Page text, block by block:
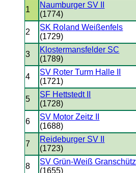
1
Naumburger SV II
(1774)
2
SK Roland Weißenfels
(1729)
3
Klostermansfelder SC
(1789)
4
SV Roter Turm Halle II
(1721)
5
SF Hettstedt II
(1728)
6
SV Motor Zeitz II
(1688)
7
Reideburger SV II
(1723)
8
SV Grün-Weiß Granschütz
(1655)